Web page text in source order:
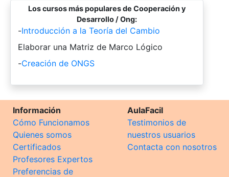
Los cursos más populares de Cooperación y
Desarrollo / Ong:
-Introducción a la Teoría del Cambio
-
Elaborar una Matriz de Marco Lógico
-Creación de ONGS
Información
Cómo Funcionamos
Quienes somos
Certificados
Profesores Expertos
Preferencias de
AulaFacil
Testimonios de
nuestros usuarios
Contacta con nosotros